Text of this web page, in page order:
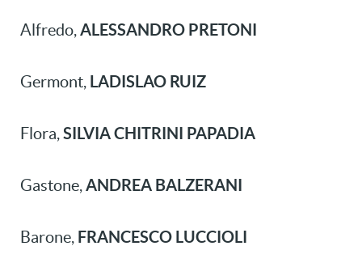
Alfredo,ALESSANDRO PRETONI
Germont, LADISLAO RUIZ
Flora,SILVIA CHITRINI PAPADIA
Gastone,ANDREA BALZERANI
Barone, FRANCESCO LUCCIOLI